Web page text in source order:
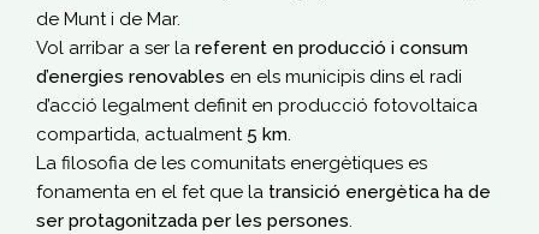
de Munt i de Mar.
Vol arribar a ser la referent en producció i consum
d’energies renovables en els municipis dins el radi
d’acció legalment definit en producció fotovoltaica
compartida, actualment 5 km.
La filosofia de les comunitats energètiques es
fonamenta en el fet que la transició energètica ha de
ser protagonitzada per les persones.